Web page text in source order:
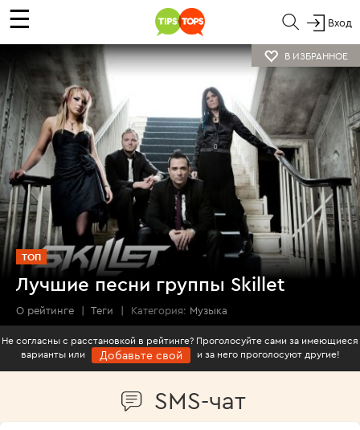
☰ Вход
В ИЗБРАННОЕ
ТОП
Лучшие песни группы Skillet
О рейтинге | Теги | Категория: Музыка
Не согласны с расстановкой в рейтинге? Проголосуйте сами за имеющиеся
варианты или
Добавьте свой и за него проголосуют другие!
SMS-чат